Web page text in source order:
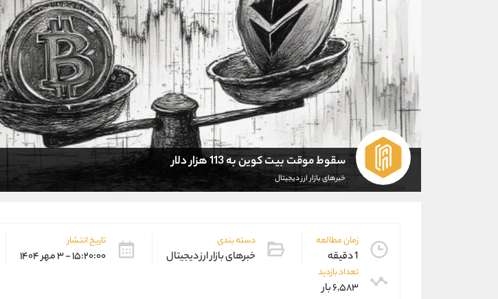
سقوط موقت بیت کوین به 113 هزار دلار
خبرهای بازار ارز دیجیتال
زمان مطالعه
1 دقیقه
دسته بندی
خبرهای بازار ارز دیجیتال
تاریخ انتشار
۱۵:۲۰:۰۰ - ۳ مهر ۱۴۰۴
تعداد بازدید
۶,۵۸۳ بار